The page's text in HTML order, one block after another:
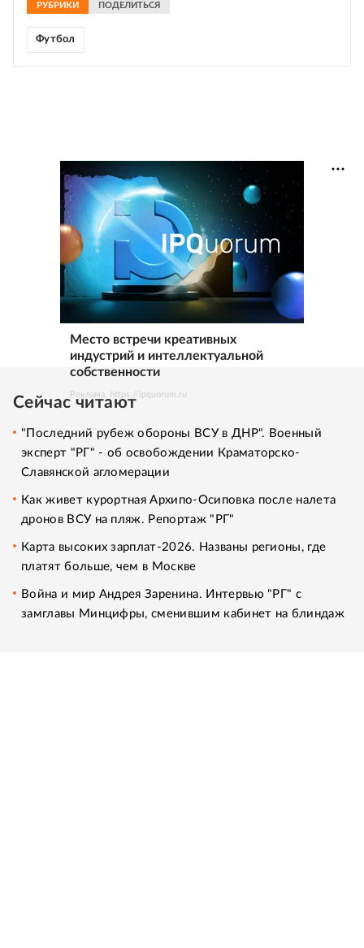
РУБРИКИ ПОДЕЛИТЬСЯ
Футбол
Место встречи креативных
индустрий и интеллектуальной
собственности
Реклама. https://ipquorum.ru
Сейчас читают
"Последний рубеж обороны ВСУ в ДНР". Военный
эксперт "РГ" - об освобождении Краматорско-
Славянской агломерации
Как живет курортная Архипо-Осиповка после налета
дронов ВСУ на пляж. Репортаж "РГ"
Карта высоких зарплат-2026. Названы регионы, где
платят больше, чем в Москве
Война и мир Андрея Заренина. Интервью "РГ" с
замглавы Минцифры, сменившим кабинет на блиндаж